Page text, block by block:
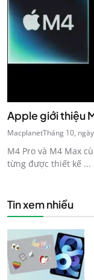
Apple giới thiệu
MacplanetTháng 10,
M4 Pro và M4 Max
từng được thiết kế ...
Tin xem nhiều